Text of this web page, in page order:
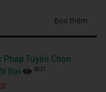
Đọc thêm
Tuyển Chọn
Đại
4831